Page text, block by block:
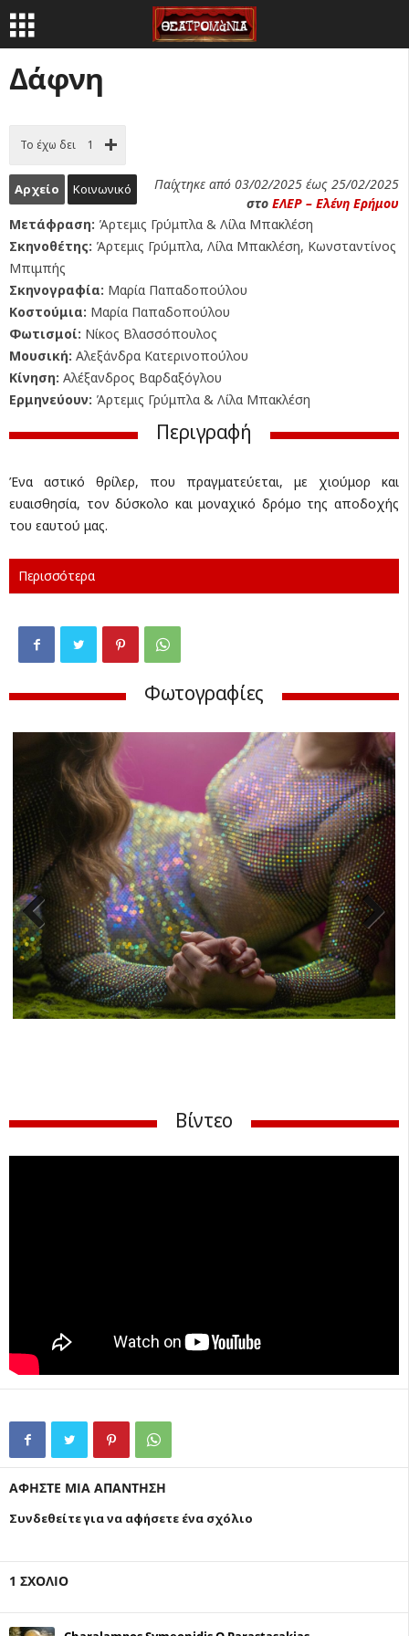
Δάφνη
Το έχω δει 1
Αρχείο Κοινωνικό
Παίχτηκε από 03/02/2025 έως 25/02/2025
στο ΕΛΕΡ – Ελένη Ερήμου
Μετάφραση: Άρτεμις Γρύμπλα & Λίλα Μπακλέση
Σκηνοθέτης: Άρτεμις Γρύμπλα, Λίλα Μπακλέση, Κωνσταντίνος
Μπιμπής
Σκηνογραφία: Μαρία Παπαδοπούλου
Κοστούμια: Μαρία Παπαδοπούλου
Φωτισμοί: Νίκος Βλασσόπουλος
Μουσική: Αλεξάνδρα Κατερινοπούλου
Κίνηση: Αλέξανδρος Βαρδαξόγλου
Ερμηνεύουν: Άρτεμις Γρύμπλα & Λίλα Μπακλέση
Περιγραφή
Ένα αστικό θρίλερ, που πραγματεύεται, με χιούμορ και
ευαισθησία, τον δύσκολο και μοναχικό δρόμο της αποδοχής
του εαυτού μας.
Περισσότερα
Φωτογραφίες
Previ
ous
Next
Βίντεο
1 ΣΧΟΛΙΟ
ΑΦΗΣΤΕ ΜΙΑ ΑΠΑΝΤΗΣΗ
Συνδεθείτε για να αφήσετε ένα σχόλιο